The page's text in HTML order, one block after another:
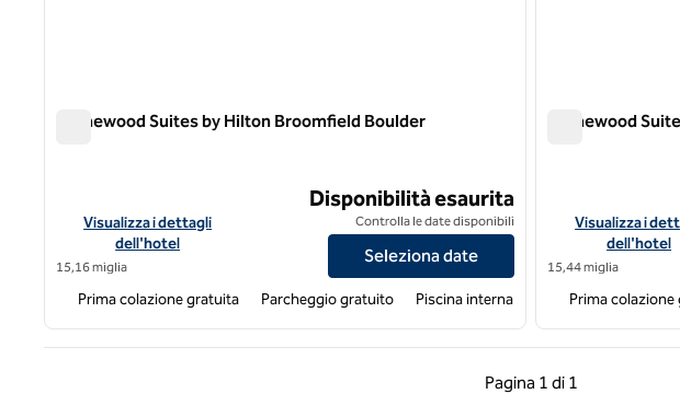
Homewood Suites by Hilton Broomfield Boulder
Visualizza i dettagli dell'hotel Homewood Suites by Hilton Broomfield Boulder
Visualizza i dettagli
dell'hotel
15,16 miglia
Disponibilità esaurita
Controlla le date disponibili
Seleziona date
Prima colazione gratuita Parcheggio gratuito Piscina interna
Homewood
Visualizza i
Visualizza i
dell'hotel
15,44 miglia
Prima
Pagina 1 di 1
Pagina precedente, 1 di 1
Pagina 1 di 1